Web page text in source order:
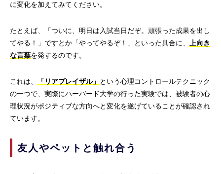
に変化を加えてみてください。
たとえば、「ついに、明日は入試当日だぞ。頑張った成果を出し
てやる！」ですとか「やってやるぞ！」といった具合に、 上向き
な言葉を発するのです。
これは、 「リアプレイザル」 という心理コントロールテクニック
の一つで、実際にハーバード大学の行った実験では、被験者の心
理状況がポジティブな方向へと変化を遂げていることが確認され
ています。
友人やペットと触れ合う